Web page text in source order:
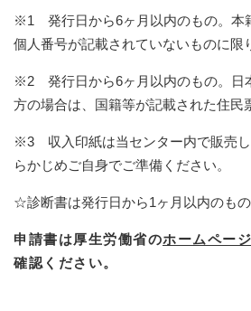
※1 発行日から6ヶ月以内のもの。本
個人番号が記載されていないものに限
※2 発行日から6ヶ月以内のもの。日
方の場合は、国籍等が記載された住民
※3 収入印紙は当センター内で販売し
らかじめご自身でご準備ください。
☆診断書は発行日から1ヶ月以内のもの
申請書は厚生労働省のホームページ
確認ください。